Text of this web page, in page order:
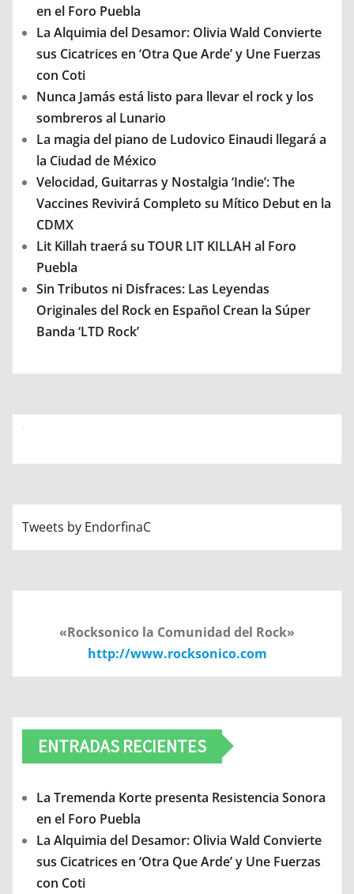
en el Foro Puebla
La Alquimia del Desamor: Olivia Wald Convierte
sus Cicatrices en ‘Otra Que Arde’ y Une Fuerzas
con Coti
Nunca Jamás está listo para llevar el rock y los
sombreros al Lunario
La magia del piano de Ludovico Einaudi llegará a
la Ciudad de México
Velocidad, Guitarras y Nostalgia ‘Indie’: The
Vaccines Revivirá Completo su Mítico Debut en la
CDMX
Lit Killah traerá su TOUR LIT KILLAH al Foro
Puebla
Sin Tributos ni Disfraces: Las Leyendas
Originales del Rock en Español Crean la Súper
Banda ‘LTD Rock’
Tweets by EndorfinaC
«Rocksonico la Comunidad del Rock»
http://www.rocksonico.com
ENTRADAS RECIENTES
La Tremenda Korte presenta Resistencia Sonora
en el Foro Puebla
La Alquimia del Desamor: Olivia Wald Convierte
sus Cicatrices en ‘Otra Que Arde’ y Une Fuerzas
con Coti